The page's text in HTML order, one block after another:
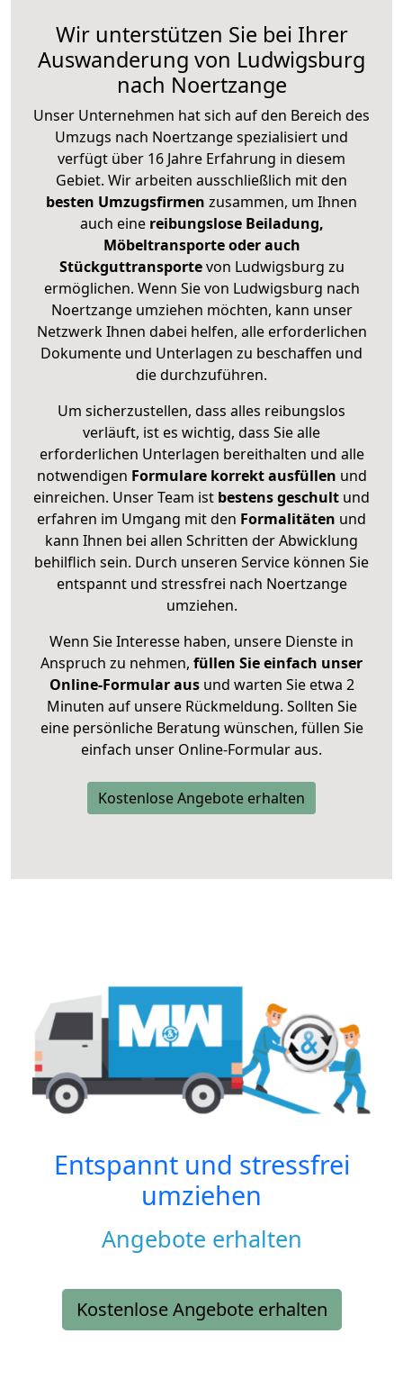
Wir unterstützen Sie bei Ihrer
Auswanderung von Ludwigsburg
nach Noertzange
Unser Unternehmen hat sich auf den Bereich des
Umzugs nach Noertzange spezialisiert und
verfügt über 16 Jahre Erfahrung in diesem
Gebiet. Wir arbeiten ausschließlich mit den
besten Umzugsfirmen zusammen, um Ihnen
auch eine reibungslose Beiladung,
Möbeltransporte oder auch
Stückguttransportevon Ludwigsburg zu
ermöglichen. Wenn Sie von Ludwigsburg nach
Noertzange umziehen möchten, kann unser
Netzwerk Ihnen dabei helfen, alle erforderlichen
Dokumente und Unterlagen zu beschaffen und
die durchzuführen.
Um sicherzustellen, dass alles reibungslos
verläuft, ist es wichtig, dass Sie alle
erforderlichen Unterlagen bereithalten und alle
notwendigen Formulare korrekt ausfüllen und
einreichen. Unser Team ist bestens geschult und
erfahren im Umgang mit den Formalitäten und
kann Ihnen bei allen Schritten der Abwicklung
behilflich sein. Durch unseren Service können Sie
entspannt und stressfrei nach Noertzange
umziehen.
Wenn Sie Interesse haben, unsere Dienste in
Anspruch zu nehmen, füllen Sie einfach unser
Online-Formular ausund warten Sie etwa 2
Minuten auf unsere Rückmeldung. Sollten Sie
eine persönliche Beratung wünschen, füllen Sie
einfach unser Online-Formular aus.
Kostenlose Angebote erhalten
Entspannt und stressfrei
umziehen
Angebote erhalten
Kostenlose Angebote erhalten